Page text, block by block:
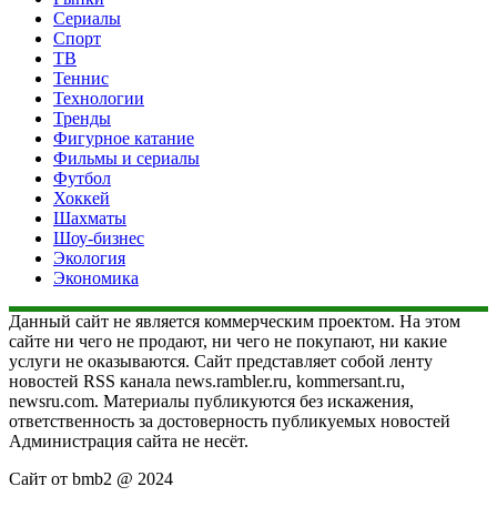
Сериалы
Спорт
ТВ
Теннис
Технологии
Тренды
Фигурное катание
Фильмы и сериалы
Футбол
Хоккей
Шахматы
Шоу-бизнес
Экология
Экономика
Данный сайт не является коммерческим проектом. На этом
сайте ни чего не продают, ни чего не покупают, ни какие
услуги не оказываются. Сайт представляет собой ленту
новостей RSS канала news.rambler.ru, kommersant.ru,
newsru.com. Материалы публикуются без искажения,
ответственность за достоверность публикуемых новостей
Администрация сайта не несёт.
Сайт от bmb2 @ 2024